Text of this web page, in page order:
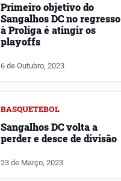
Primeiro objetivo do
Sangalhos DC no regresso
à Proliga é atingir os
playoffs
6 de Outubro, 2023
BASQUETEBOL
Sangalhos DC volta a
perder e desce de divisão
23 de Março, 2023